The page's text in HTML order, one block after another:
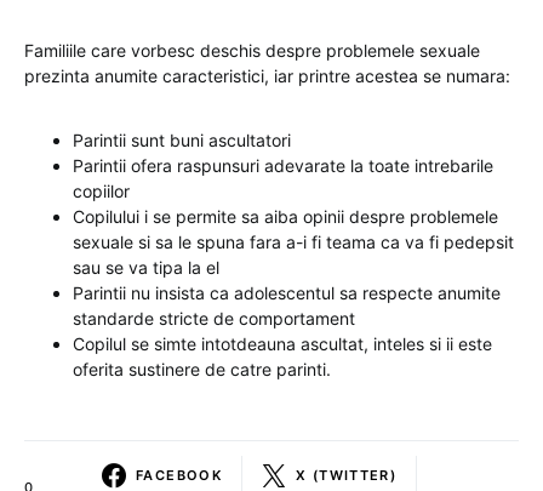
Familiile care vorbesc deschis despre problemele sexuale
prezinta anumite caracteristici, iar printre acestea se numara:
Parintii sunt buni ascultatori
Parintii ofera raspunsuri adevarate la toate intrebarile
copiilor
Copilului i se permite sa aiba opinii despre problemele
sexuale si sa le spuna fara a-i fi teama ca va fi pedepsit
sau se va tipa la el
Parintii nu insista ca adolescentul sa respecte anumite
standarde stricte de comportament
Copilul se simte intotdeauna ascultat, inteles si ii este
oferita sustinere de catre parinti.
0
FACEBOOK X (TWITTER)